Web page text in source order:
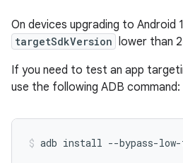
On devices upgrading to Android
targetSdkVersion lower than
If you need to test an app
use the following ADB command:
adb install --bypass-